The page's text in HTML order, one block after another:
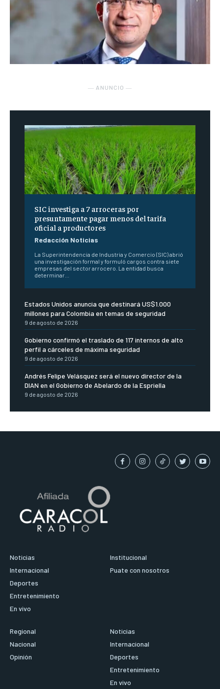
― ANUNCIO ―
SIC investiga a 7 arroceras por
presuntamente pagar menos del tarifa
oficial a productores
Redacción Noticias
La Superintendencia de Industria y Comercio (SIC) abrió
una investigación formal y formuló cargos contra siete
empresas del sector arrocero. La entidad busca
determinar...
Estados Unidos anuncia que destinará US$1.000
millones para Colombia en temas de seguridad
9 de agosto de 2026
Gobierno confirmó el traslado de 117 internos de alto
perfil a cárceles de máxima seguridad
9 de agosto de 2026
Andrés Felipe Velásquez será el nuevo director de la
DIAN en el Gobierno de Abelardo de la Espriella
9 de agosto de 2026
Noticias
Internacional
Deportes
Entretenimiento
En vivo
Institucional
Puate con nosotros
Regional
Nacional
Opinión
Noticias
Internacional
Deportes
Entretenimiento
En vivo